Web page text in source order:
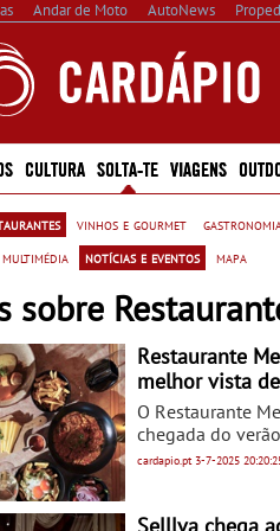
Andar de Moto AutoNews
CULTURA SOLTA-TE VIAGENS
vinhos e gourmet
multimédia notícias e eventos mapa
sobre
Restaurante
melhor vista
O Restaurante
chegada do
reinventada com
Plamadeala .
cardapio.pt 3-7-2025